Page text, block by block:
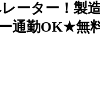
ーター！製
通勤OK★無